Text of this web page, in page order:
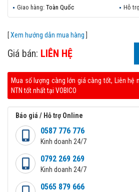
Giao hàng: Toàn Quốc Hỗ
[Xem hướng dẫn mua hàng
Giá bán: LIÊN HỆ
Mua số lượng càng lớn giá càng tốt, Liên hệ
NTN tốt nhất tại VOBICO
Báo giá / Hỗ trợ Online
0587 776 776
Kinh doanh 24/7
0792 269 269
Kinh doanh 24/7
0565 879 666